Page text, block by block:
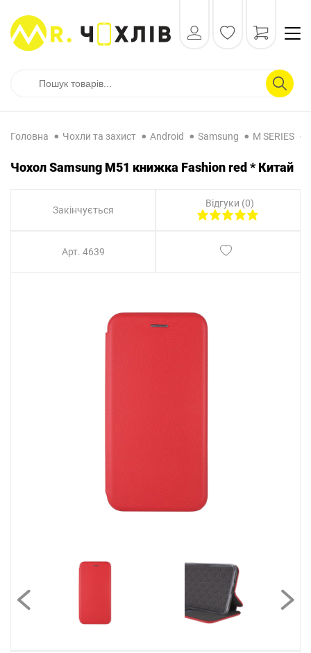
Головна Чохли та захист Android Samsung M SERIES
Чохол Samsung M51 книжка Fashion red * Китай
Закінчується
Відгуки (0)
Арт. 4639